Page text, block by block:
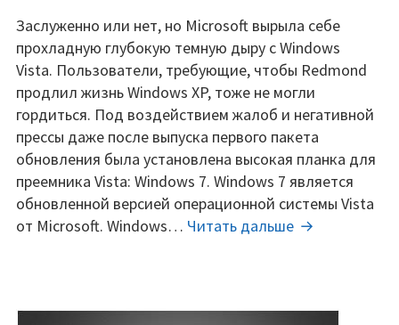
Ключи
для
windows
7
ultimate,
professional,
Home
Premium
(2019)
Заслуженно или нет, но Microsoft вырыла себе
прохладную глубокую темную дыру с Windows
Vista. Пользователи, требующие, чтобы Redmond
продлил жизнь Windows XP, тоже не могли
гордиться. Под воздействием жалоб и негативной
прессы даже после выпуска первого пакета
обновления была установлена высокая планка для
преемника Vista: Windows 7. Windows 7 является
обновленной версией операционной системы Vista
от Microsoft. Windows… Читать дальше Ключи
ultimate,